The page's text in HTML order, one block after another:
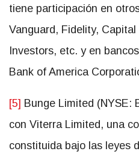
tiene participación en
Vanguard, Fidelity, Capital
Investors, etc. y en
Bank of America
[5] Bunge Limited (NYSE:
con Viterra Limited, una
constituida bajo las leyes